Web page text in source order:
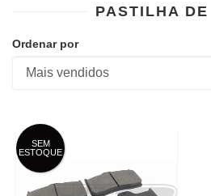
PASTILHA
Ordenar por
SEM
ESTOQUE